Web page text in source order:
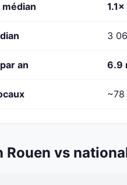
1.1×
3
an 6.9
Rouen vs